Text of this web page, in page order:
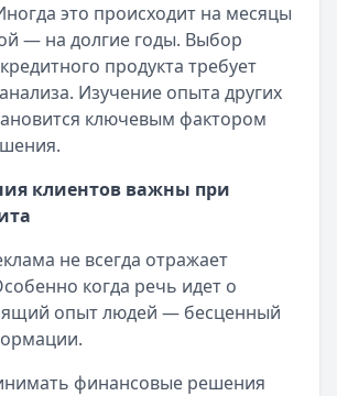
это происходит на месяцы
— на долгие годы. Выбор
продукта требует
Изучение опыта других
ключевым фактором
клиентов важны при
не всегда отражает
когда речь идет о
опыт людей — бесценный
финансовые решения